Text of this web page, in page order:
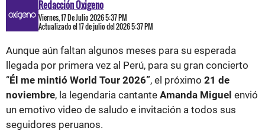
Redacción Oxigeno
Viernes, 17 De Julio 2026 5:37 PM
Actualizado el 17 de julio del 2026 5:37 PM
Aunque aún faltan algunos meses para su esperada
llegada por primera vez al Perú, para su gran concierto
“Él me mintió World Tour 2026”, el próximo 21 de
noviembre, la legendaria cantante Amanda Miguel envió
un emotivo video de saludo e invitación a todos sus
seguidores peruanos.